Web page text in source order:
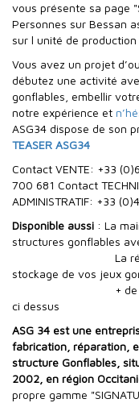
vous présente sa page
Personnes sur Bessan
sur l unité de production
Vous avez un projet
débutez une activité
gonflables, embellir
notre expérience et
ASG34 dispose de son
TEASER ASG34
Contact VENTE: +33
700 681 Contact
ADMINISTRATIF: +33
Disponible aussi : La
structures gonflables
La réparation,
stockage de vos jeux
+ de choix sur
ci dessus
ASG 34 est une
fabrication, réparation,
structure Gonflables,
2002, en région
propre gamme